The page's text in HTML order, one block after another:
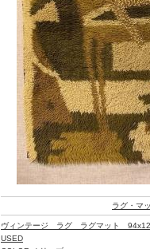
ラグ・マ
ヴィンテージ ラグ ラグマット
USED